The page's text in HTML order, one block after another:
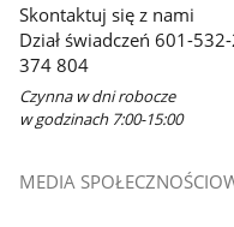
Skontaktuj się z nami
Dział świadczeń 601-
374 804
Czynna w dni robocze
w godzinach 7:00-15:00
MEDIA